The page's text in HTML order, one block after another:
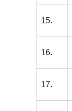
15.
16.
17.